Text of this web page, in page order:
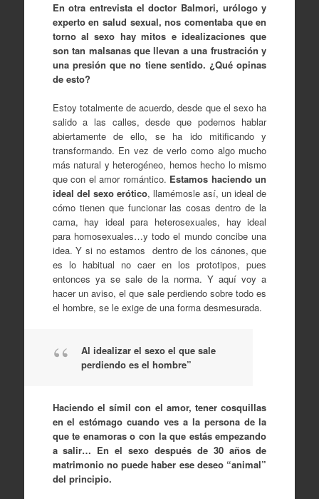
En otra entrevista el doctor Balmori, urólogo y
experto en salud sexual, nos comentaba que en
torno al sexo hay mitos e idealizaciones que
son tan malsanas que llevan a una frustración y
una presión que no tiene sentido. ¿Qué opinas
de esto?
Estoy totalmente de acuerdo, desde que el sexo ha
salido a las calles, desde que podemos hablar
abiertamente de ello, se ha ido mitificando y
transformando. En vez de verlo como algo mucho
más natural y heterogéneo, hemos hecho lo mismo
que con el amor romántico. Estamos haciendo un
ideal del sexo erótico, llamémosle así, un ideal de
cómo tienen que funcionar las cosas dentro de la
cama, hay ideal para heterosexuales, hay ideal
para homosexuales…y todo el mundo concibe una
idea. Y si no estamos dentro de los cánones, que
es lo habitual no caer en los prototipos, pues
entonces ya se sale de la norma. Y aquí voy a
hacer un aviso, el que sale perdiendo sobre todo es
el hombre, se le exige de una forma desmesurada.
Al idealizar el sexo el que sale
perdiendo es el hombre”
Haciendo el símil con el amor, tener cosquillas
en el estómago cuando ves a la persona de la
que te enamoras o con la que estás empezando
a salir… En el sexo después de 30 años de
matrimonio no puede haber ese deseo “animal”
del principio.